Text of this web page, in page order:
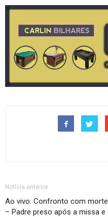
Notícia anterior
Ao vivo: Confronto com morte
– Padre preso após a missa e